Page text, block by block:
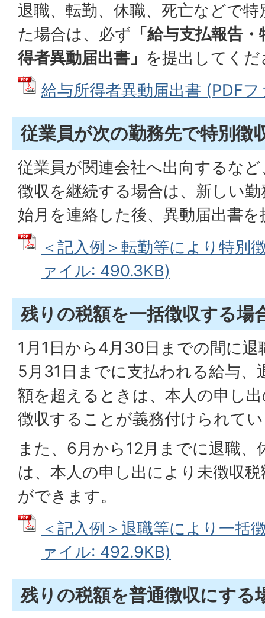
退職、転勤、休職、死亡などで
た場合は、必ず 「給与支払報告
得者異動届出書」 を提出してく
給与所得者異動届出書 (PDF
従業員が次の勤務先で特別徴
従業員が関連会社へ出向するな
徴収を継続する場合は、新しい
始月を連絡した後、異動届出書
＜記入例＞転勤等により特別
ァイル: 490.3KB)
残りの税額を一括徴収する場
1月1日から4月30日までの間に
5月31日までに支払われる給与、
額を超えるときは、本人の申し
徴収することが義務付けられて
また、6月から12月までに退職、
は、本人の申し出により未徴収
ができます。
＜記入例＞退職等により一括
ァイル: 492.9KB)
残りの税額を普通徴収にする